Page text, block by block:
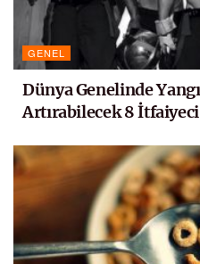
GENEL
Dünya Genelinde
Artırabilecek 8